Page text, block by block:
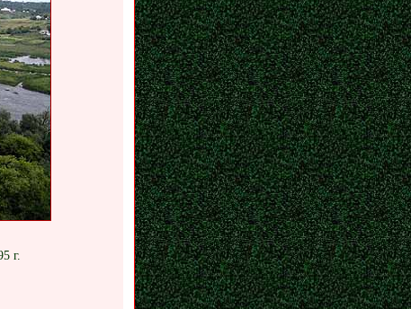
г.